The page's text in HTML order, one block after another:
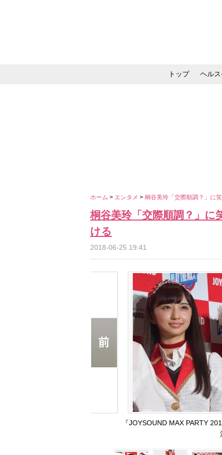
トップ ヘル
ホーム > エンタメ > 桐谷美玲「交際順調？」に
桐谷美玲「交際順調？」
ける
2018-06-25 19:41
『JOYSOUND MAX PARTY